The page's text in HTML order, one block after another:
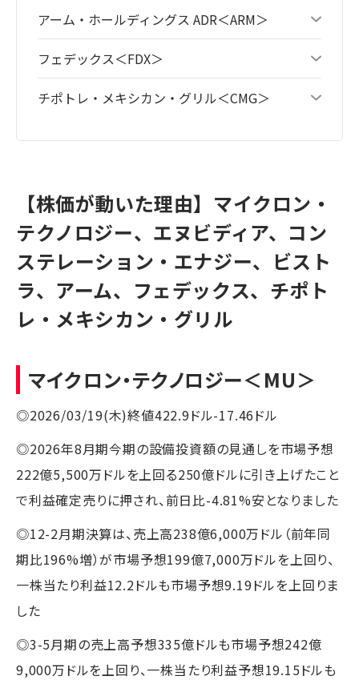
アーム・ホールディングス ADR＜ARM＞
フェデックス＜FDX＞
チポトレ・メキシカン・グリル＜CMG＞
【株価が動いた理由】マイクロン・
テクノロジー、エヌビディア、コン
ステレーション・エナジー、ビスト
ラ、アーム、フェデックス、チポト
レ・メキシカン・グリル
マイクロン・テクノロジー＜MU＞
◎2026/03/19(木)終値422.9ドル-17.46ドル
◎2026年8月期今期の設備投資額の見通しを市場予想
222億5,500万ドルを上回る250億ドルに引き上げたこと
で利益確定売りに押され、前日比-4.81%安となりました
◎12-2月期決算は、売上高238億6,000万ドル（前年同
期比196%増）が市場予想199億7,000万ドルを上回り、
一株当たり利益12.2ドルも市場予想9.19ドルを上回りま
した
◎3-5月期の売上高予想335億ドルも市場予想242億
9,000万ドルを上回り、一株当たり利益予想19.15ドルも